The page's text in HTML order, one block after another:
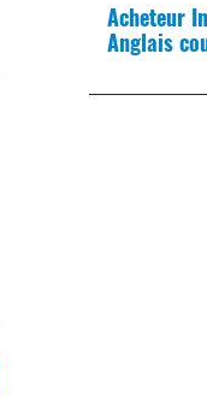
Acheteur
Anglais